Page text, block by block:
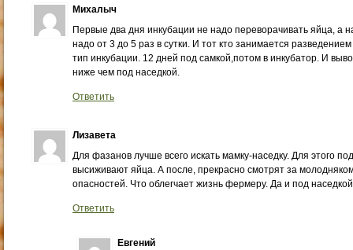
Михалыч
Первые два дня инкубации не надо переворачивать яйца, а
надо от 3 до 5 раз в сутки. И тот кто занимается
тип инкубации. 12 дней под самкой,потом в инкубатор. И
ниже чем под наседкой.
Ответить
Лизавета
Для фазанов лучше всего искать мамку-наседку. Для этого
высиживают яйца. А после, прекрасно смотрят за
опасностей. Что облегчает жизнь фермеру. Да и под
Ответить
Евгений